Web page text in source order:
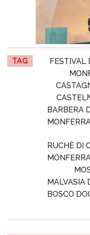
TAG FESTIVAL
BARBERA
RUCHÈ DI
MALVASIA
BOSCO